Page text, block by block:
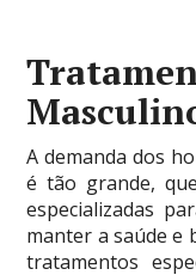
A demanda dos
é tão grande,
especializadas
manter a saúde e
tratamentos